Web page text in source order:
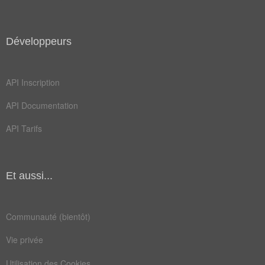
Développeurs
API Inscription
API Documentation
API Tarifs
Et aussi...
Communauté (bientôt)
Vie privée